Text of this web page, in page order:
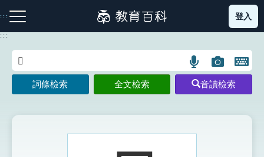
到
主
:::
注音索引圖示 筆畫索引圖示 部首索引表圖示
登入
:::
語
言
搜
示
圖
片
搜
開
鍵
圖
詞條檢索 全文檢索 音讀檢索